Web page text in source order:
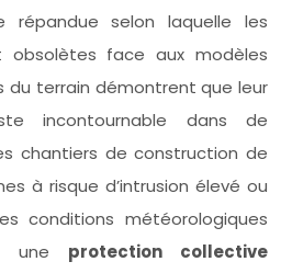
répandue selon laquelle les
obsolètes face aux modèles
du terrain démontrent que leur
incontournable dans de
chantiers de construction de
à risque d’intrusion élevé ou
conditions météorologiques
une protection collective